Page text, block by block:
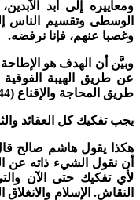
إلى أبد
وتقسيم الناس
عنهم، فإنا نرفضه.
أن الهدف هو الإطاحة
طريق الهيبة الفوقية
المحاجة والإقناع (44).
تفكيك كل العقائد
يقول هاشم صالح
نقول الشيء ذاته عن
تفكيك حتى الآن
الإسلام والانغلاق